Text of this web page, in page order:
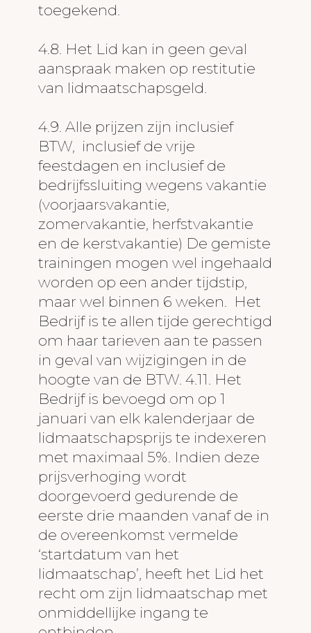
toegekend.
4.8. Het Lid kan in geen geval
aanspraak maken op restitutie
van lidmaatschapsgeld.
4.9. Alle prijzen zijn inclusief
BTW, inclusief de vrije
feestdagen en inclusief de
bedrijfssluiting wegens vakantie
(voorjaarsvakantie,
zomervakantie, herfstvakantie
en de kerstvakantie) De gemiste
trainingen mogen wel ingehaald
worden op een ander tijdstip,
maar wel binnen 6 weken. Het
Bedrijf is te allen tijde gerechtigd
om haar tarieven aan te passen
in geval van wijzigingen in de
hoogte van de BTW. 4.11. Het
Bedrijf is bevoegd om op 1
januari van elk kalenderjaar de
lidmaatschapsprijs te indexeren
met maximaal 5%. Indien deze
prijsverhoging wordt
doorgevoerd gedurende de
eerste drie maanden vanaf de in
de overeenkomst vermelde
‘startdatum van het
lidmaatschap’, heeft het Lid het
recht om zijn lidmaatschap met
onmiddellijke ingang te